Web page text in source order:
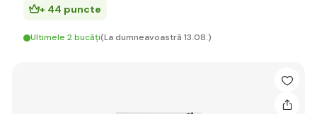
+ 44 puncte
Ultimele 2 bucăți(La dumneavoastră 13.08.)